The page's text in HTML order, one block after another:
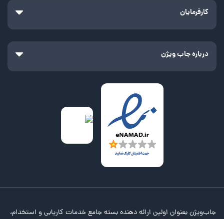
کارفرمایان
درباره جاب ویژن
جاب‌ویژن بعنوان اولین ارائه دهنده بسته جامع خدمات کاریابی و استخدام،